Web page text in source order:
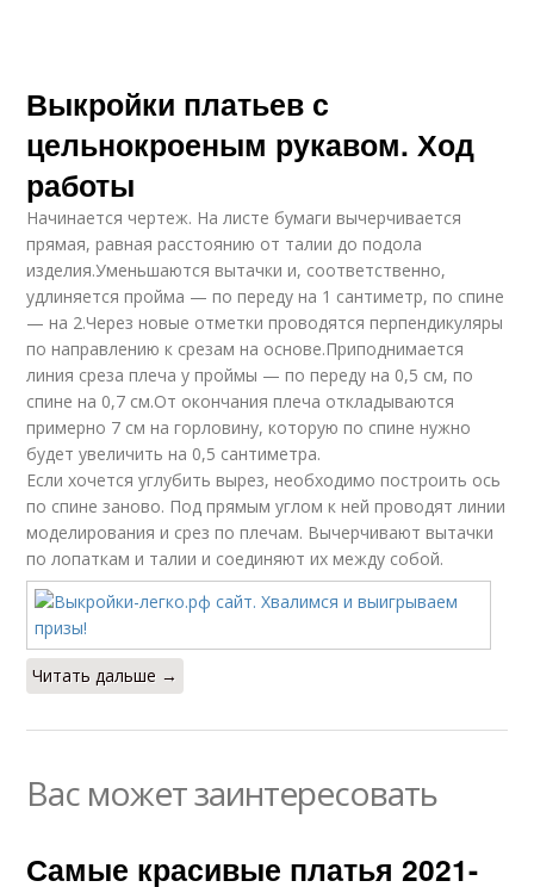
Выкройки платьев с
цельнокроеным рукавом. Ход
работы
Начинается чертеж. На листе бумаги вычерчивается
прямая, равная расстоянию от талии до подола
изделия.Уменьшаются вытачки и, соответственно,
удлиняется пройма — по переду на 1 сантиметр, по спине
— на 2.Через новые отметки проводятся перпендикуляры
по направлению к срезам на основе.Приподнимается
линия среза плеча у проймы — по переду на 0,5 см, по
спине на 0,7 см.От окончания плеча откладываются
примерно 7 см на горловину, которую по спине нужно
будет увеличить на 0,5 сантиметра.
Если хочется углубить вырез, необходимо построить ось
по спине заново. Под прямым углом к ней проводят линии
моделирования и срез по плечам. Вычерчивают вытачки
по лопаткам и талии и соединяют их между собой.
Читать дальше →
Вас может заинтересовать
Самые красивые платья 2021-